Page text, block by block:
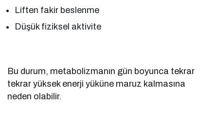
Liften fakir beslenme
Düşük fiziksel aktivite
Bu durum, metabolizmanın gün boyunca tekrar
tekrar yüksek enerji yüküne maruz kalmasına
neden olabilir.